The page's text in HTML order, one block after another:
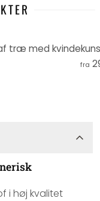
fra
i høj kvalitet